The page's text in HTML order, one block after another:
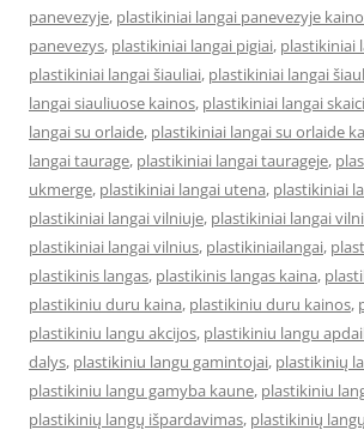
panevezyje, plastikiniai langai panevezyje
panevezys, plastikiniai langai pigiai, plastikiniai
plastikiniai langai šiauliai, plastikiniai langai
langai siauliuose kainos, plastikiniai langai
langai su orlaide, plastikiniai langai su orlaide
langai taurage, plastikiniai langai taurageje,
ukmerge, plastikiniai langai utena, plastikiniai
plastikiniai langai vilniuje, plastikiniai langai
plastikiniai langai vilnius, plastikiniailangai,
plastikinis langas, plastikinis langas kaina,
plastikiniu duru kaina, plastikiniu duru kainos,
plastikiniu langu akcijos, plastikiniu langu
dalys, plastikiniu langu gamintojai, plastikinių
plastikiniu langu gamyba kaune, plastikiniu
plastikinių langų išpardavimas, plastikinių